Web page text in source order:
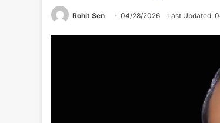
Rohit Sen 04/28/2026 Last Updated: